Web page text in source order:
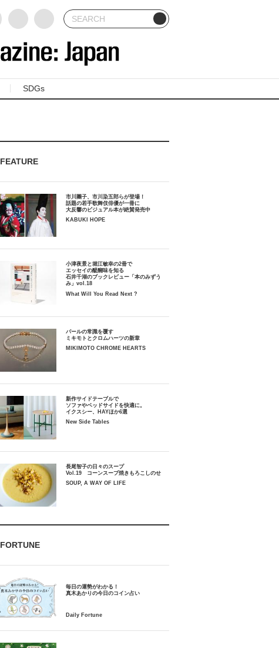
SDGs
FEATURE
市川團子、市川染五郎らが登場！
話題の若手歌舞伎俳優が一冊に
大反響のビジュアル本が絶賛発売中
KABUKI HOPE
小津夜景と堀江敏幸の2冊で
エッセイの醍醐味を知る
石井千湖のブックレビュー「本のみずう
み」vol.18
What Will You Read Next ?
パールの常識を覆す
ミキモトとクロムハーツの新章
MIKIMOTO CHROME HEARTS
新作サイドテーブルで
ソファやベッドサイドを快適に。
イクスシー、HAYほか6選
New Side Tables
長尾智子の日々のスープ
Vol.19 コーンスープ焼きもろこしのせ
SOUP, A WAY OF LIFE
FORTUNE
毎日の運勢がわかる！